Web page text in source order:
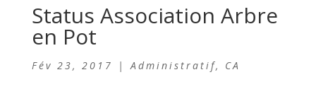
Status Association Arbre
en Pot
Fév 23, 2017 |Administratif, CA